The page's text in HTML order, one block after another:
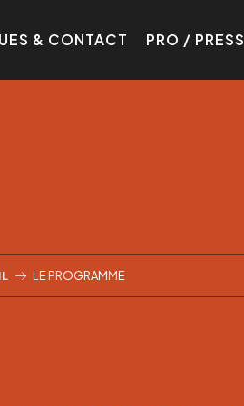
& CONTACT PRO /
LE PROGRAMME